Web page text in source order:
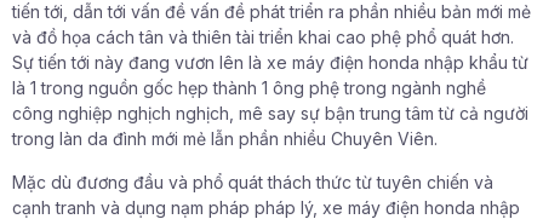
tiến tới, dẫn tới vấn đề vấn đề phát triển ra phần nhiều bản mới mẻ
và đồ họa cách tân và thiên tài triển khai cao phệ phổ quát hơn.
Sự tiến tới này đang vươn lên là xe máy điện honda nhập khẩu từ
là 1 trong nguồn gốc hẹp thành 1 ông phệ trong ngành nghề
công nghiệp nghịch nghịch, mê say sự bận trung tâm từ cả người
trong làn da đình mới mẻ lẫn phần nhiều Chuyên Viên.
Mặc dù đương đầu và phổ quát thách thức từ tuyên chiến và
cạnh tranh và dụng nạm pháp pháp lý, xe máy điện honda nhập